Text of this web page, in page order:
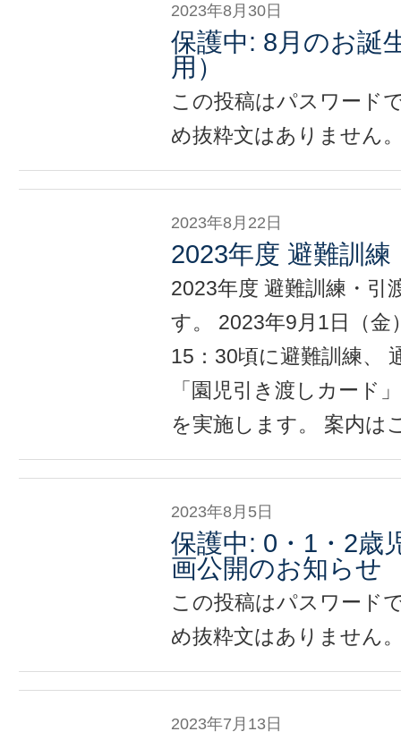
2023年8月30日
保護中: 8月のお誕
用）
この投稿はパスワード
め抜粋文はありません
2023年8月22日
2023年度 避難訓練
2023年度 避難訓練・引
す。 2023年9月1日（金
15：30頃に避難訓練、
「園児引き渡しカード
を実施します。 案内は
2023年8月5日
保護中: 0・1・2歳
画公開のお知らせ
この投稿はパスワード
め抜粋文はありません
2023年7月13日